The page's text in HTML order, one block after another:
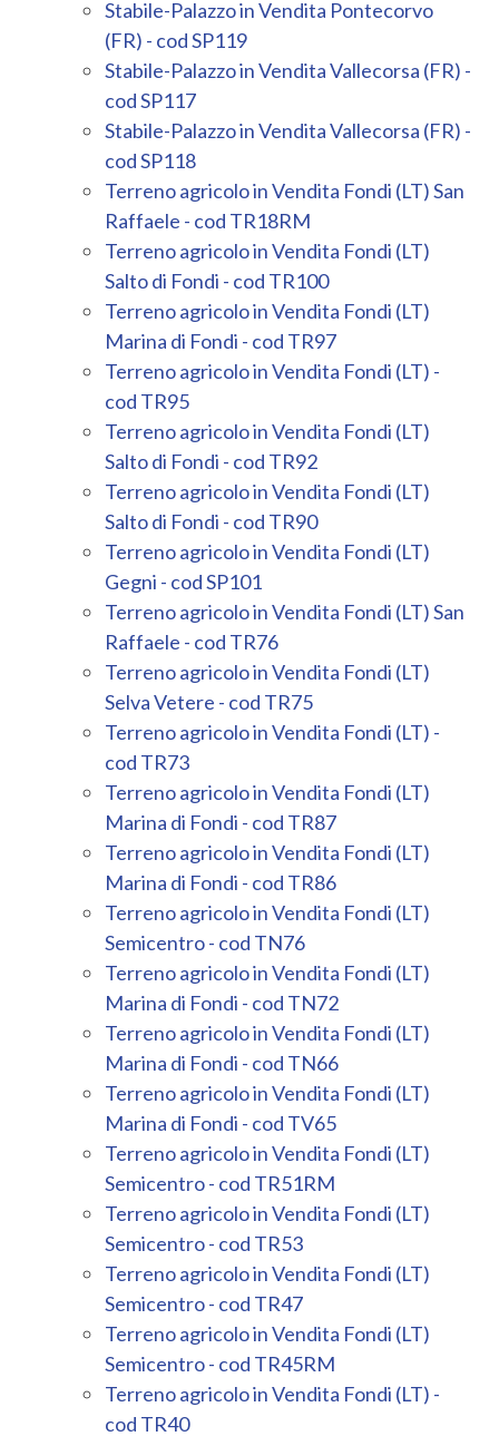
Stabile-Palazzo in Vendita Pontecorvo
(FR) - cod SP119
Stabile-Palazzo in Vendita Vallecorsa (FR) -
cod SP117
Stabile-Palazzo in Vendita Vallecorsa (FR) -
cod SP118
Terreno agricolo in Vendita Fondi (LT) San
Raffaele - cod TR18RM
Terreno agricolo in Vendita Fondi (LT)
Salto di Fondi - cod TR100
Terreno agricolo in Vendita Fondi (LT)
Marina di Fondi - cod TR97
Terreno agricolo in Vendita Fondi (LT) -
cod TR95
Terreno agricolo in Vendita Fondi (LT)
Salto di Fondi - cod TR92
Terreno agricolo in Vendita Fondi (LT)
Salto di Fondi - cod TR90
Terreno agricolo in Vendita Fondi (LT)
Gegni - cod SP101
Terreno agricolo in Vendita Fondi (LT) San
Raffaele - cod TR76
Terreno agricolo in Vendita Fondi (LT)
Selva Vetere - cod TR75
Terreno agricolo in Vendita Fondi (LT) -
cod TR73
Terreno agricolo in Vendita Fondi (LT)
Marina di Fondi - cod TR87
Terreno agricolo in Vendita Fondi (LT)
Marina di Fondi - cod TR86
Terreno agricolo in Vendita Fondi (LT)
Semicentro - cod TN76
Terreno agricolo in Vendita Fondi (LT)
Marina di Fondi - cod TN72
Terreno agricolo in Vendita Fondi (LT)
Marina di Fondi - cod TN66
Terreno agricolo in Vendita Fondi (LT)
Marina di Fondi - cod TV65
Terreno agricolo in Vendita Fondi (LT)
Semicentro - cod TR51RM
Terreno agricolo in Vendita Fondi (LT)
Semicentro - cod TR53
Terreno agricolo in Vendita Fondi (LT)
Semicentro - cod TR47
Terreno agricolo in Vendita Fondi (LT)
Semicentro - cod TR45RM
Terreno agricolo in Vendita Fondi (LT) -
cod TR40